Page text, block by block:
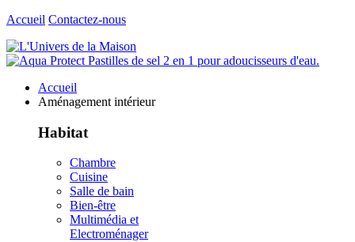
Accueil Contactez-nous
Accueil
Aménagement intérieur
Habitat
Chambre
Cuisine
Salle de bain
Bien-être
Multimédia et
Electroménager